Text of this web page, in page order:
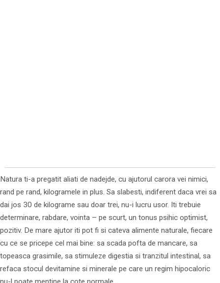
Natura ti-a pregatit aliati de nadejde, cu ajutorul carora vei nimici,
rand pe rand, kilogramele in plus. Sa slabesti, indiferent daca vrei sa
dai jos 30 de kilograme sau doar trei, nu-i lucru usor. Iti trebuie
determinare, rabdare, vointa – pe scurt, un tonus psihic optimist,
pozitiv. De mare ajutor iti pot fi si cateva alimente naturale, fiecare
cu ce se pricepe cel mai bine: sa scada pofta de mancare, sa
topeasca grasimile, sa stimuleze digestia si tranzitul intestinal, sa
refaca stocul devitamine si minerale pe care un regim hipocaloric